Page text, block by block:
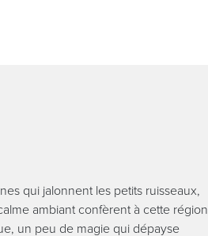
qui jalonnent les petits ruisseaux,
ambiant confèrent à cette région
un peu de magie qui dépayse